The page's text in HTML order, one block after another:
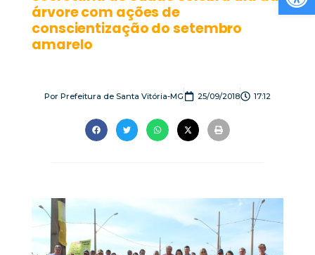
árvore com ações de
conscientização do setembro
amarelo
Por Prefeitura de Santa Vitória-MG 25/09/2018 17:12